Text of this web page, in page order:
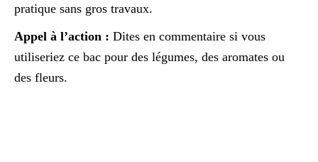
pratique sans gros travaux.
Appel à l’action : Dites en commentaire si vous
utiliseriez ce bac pour des légumes, des aromates ou
des fleurs.